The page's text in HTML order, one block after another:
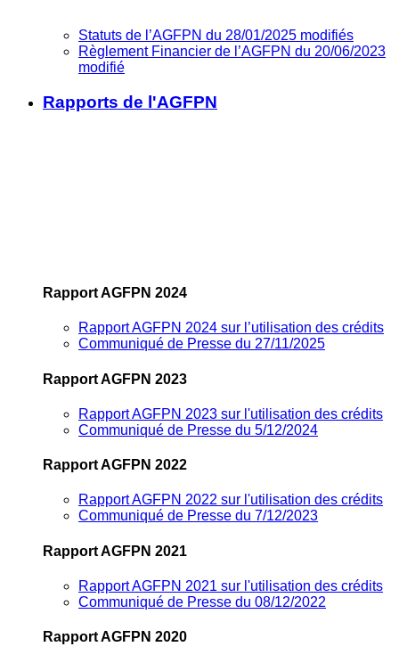
Statuts de l’AGFPN du 28/01/2025 modifiés
Règlement Financier de l’AGFPN du 20/06/2023
modifié
Rapports de l'AGFPN
Rapport AGFPN 2024
Rapport AGFPN 2024 sur l’utilisation des crédits
Communiqué de Presse du 27/11/2025
Rapport AGFPN 2023
Rapport AGFPN 2023 sur l'utilisation des crédits
Communiqué de Presse du 5/12/2024
Rapport AGFPN 2022
Rapport AGFPN 2022 sur l'utilisation des crédits
Communiqué de Presse du 7/12/2023
Rapport AGFPN 2021
Rapport AGFPN 2021 sur l'utilisation des crédits
Communiqué de Presse du 08/12/2022
Rapport AGFPN 2020